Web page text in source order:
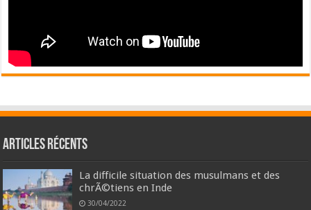
Articles récents
La difficile situation des musulmans et des
chrÃ©tiens en Inde
30/04/2022